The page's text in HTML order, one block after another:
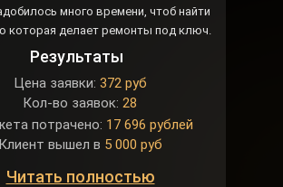
много времени, чтоб найти
которая делает ремонты под ключ.
Читать полностью
Результаты
Клиент вышел в 5 000 руб
Кол-во заявок: 28
Цена заявки: 372 руб
потрачено: 17 696 рублей